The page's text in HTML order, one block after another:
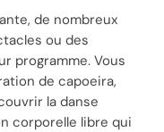
de nombreux
ou des
programme. Vous
de capoeira,
la danse
corporelle libre qui